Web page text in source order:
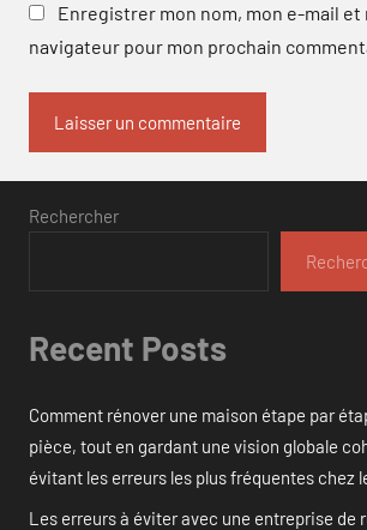
Enregistrer mon nom, mon e-mail et
navigateur pour mon prochain
Rechercher
Recent Posts
Comment rénover une maison étape par
pièce, tout en gardant une vision globale
évitant les erreurs les plus fréquentes chez
Les erreurs à éviter avec une entreprise de